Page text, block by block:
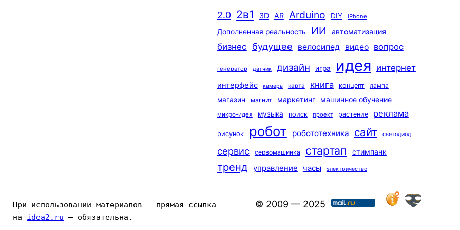
2.0 2в1 3D AR Arduino DIY iPhone
Дополненная реальность ИИ автоматизация
бизнес будущее велосипед видео вопрос
генератор датчик дизайн игра идея интернет
интерфейс камера карта книга концепт лампа
магазин магнит маркетинг машинное обучение
микро-идея музыка поиск проект растение реклама
рисунок робот робототехника сайт светодиод
сервис сервомашинка стартап стимпанк
тренд управление часы электричество
При использовании материалов - прямая ссылка
на idea2.ru — обязательна.
© 2009 — 2025